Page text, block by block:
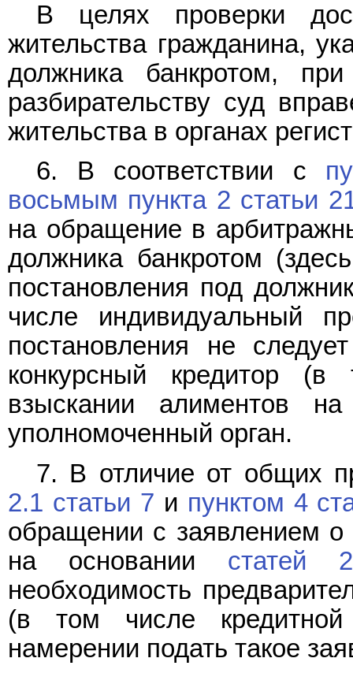
В целях проверки
жительства гражданина,
должника банкротом,
разбирательству суд
жительства в органах
6. В соответствии с
восьмым пункта 2 статьи
на обращение в
должника банкротом
постановления под
числе индивидуальный
постановления не
конкурсный кредитор
взыскании алиментов
уполномоченный орган.
7. В отличие от общих
2.1 статьи 7 и пунктом 4
обращении с заявлением о
на основании статей
необходимость
(в том числе кредитной
намерении подать такое